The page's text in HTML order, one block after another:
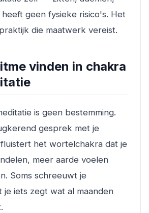
geen fysieke risico's. Het
die maatwerk vereist.
vinden in chakra
is geen bestemming.
gesprek met je
fluistert het wortelchakra dat je
meer aarde voelen
Soms schreeuwt je
je iets zegt wat al maanden